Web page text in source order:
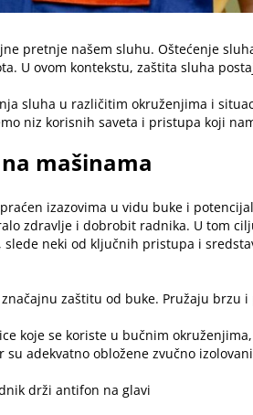
pretnje našem sluhu. Oštećenje
U ovom kontekstu, zaštita sluha
sluha u različitim okruženjima i
niz korisnih saveta i pristupa koji
mašinama
izazovima u vidu buke i
zdravlje i dobrobit radnika. U tom
, slede neki od ključnih pristupa i
zaštitu od buke. Pružaju brzu
koje se koriste u bučnim
adekvatno obložene zvučno